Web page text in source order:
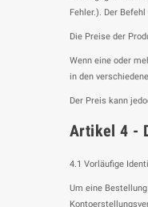
Fehler.). Der
Die Preise der
Wenn eine oder
in den
Der Preis kann
Artikel 4 -
4.1 Vorläufige
Um eine